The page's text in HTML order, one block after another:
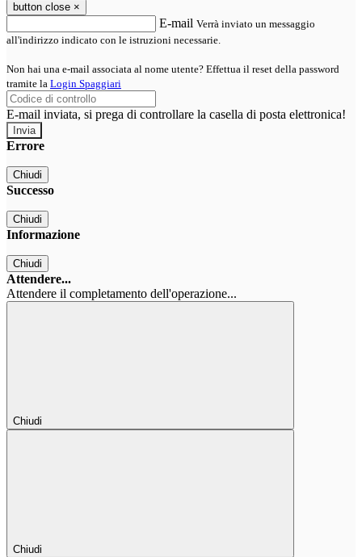
button close ×
E-mail Verrà inviato un messaggio
all'indirizzo indicato con le istruzioni necessarie.
Non hai una e-mail associata al nome utente? Effettua il reset della password
tramite la Login Spaggiari
E-mail inviata, si prega di controllare la casella di posta elettronica!
Errore
Chiudi
Successo
Chiudi
Informazione
Chiudi
Attendere...
Attendere il completamento dell'operazione...
Chiudi
Chiudi